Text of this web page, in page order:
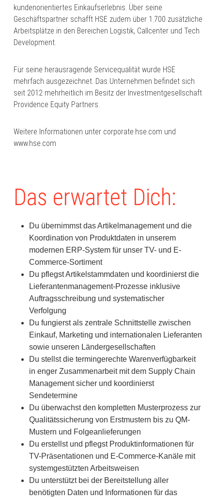
kundenorientiertes Einkaufserlebnis. Über seine
Geschäftspartner schafft HSE zudem über 1.700 zusätzliche
Arbeitsplätze in den Bereichen Logistik, Callcenter und Tech
Development.
Für seine herausragende Servicequalität wurde HSE
mehrfach ausgezeichnet. Das Unternehmen befindet sich
seit 2012 mehrheitlich im Besitz der Investmentgesellschaft
Providence Equity Partners.
Weitere Informationen unter corporate.hse.com und
www.hse.com
Das erwartet Dich:
Du übernimmst das Artikelmanagement und die
Koordination von Produktdaten in unserem
modernen ERP-System für unser TV- und E-
Commerce-Sortiment
Du pflegst Artikelstammdaten und koordinierst die
Lieferantenmanagement-Prozesse inklusive
Auftragsschreibung und systematischer
Verfolgung
Du fungierst als zentrale Schnittstelle zwischen
Einkauf, Marketing und internationalen Lieferanten
sowie unseren Ländergesellschaften
Du stellst die termingerechte Warenverfügbarkeit
in enger Zusammenarbeit mit dem Supply Chain
Management sicher und koordinierst
Sendetermine
Du überwachst den kompletten Musterprozess zur
Qualitätssicherung von Erstmustern bis zu QM-
Mustern und Folgeanlieferungen
Du erstellst und pflegst Produktinformationen für
TV-Präsentationen und E-Commerce-Kanäle mit
systemgestützten Arbeitsweisen
Du unterstützt bei der Bereitstellung aller
benötigten Daten und Informationen für das